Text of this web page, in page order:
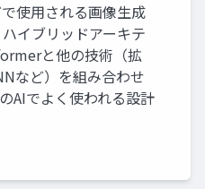
使用される画像生成
イブリッドアーキテ
と他の技術（拡
など）を組み合わせ
AIでよく使われる設計